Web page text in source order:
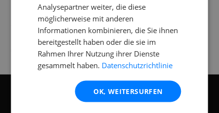
Standorte
Verfügbar an folgenden Standorten
Frankfurt
Analysepartner weiter, die diese
möglicherweise mit anderen
Informationen kombinieren, die Sie ihnen
bereitgestellt haben oder die sie im
Rahmen Ihrer Nutzung ihrer Dienste
gesammelt haben. Datenschutzrichtlinie
OK, WEITERSURFEN